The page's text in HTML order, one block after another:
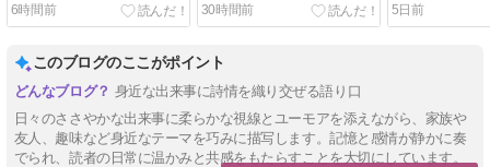
6時間前
30時間前
5日前
このブログのここがポイント
身近な出来事に詩情を織り交ぜる語り口
日々のささやかな出来事に柔らかな視線とユーモアを添えながら、家族や
友人、趣味など身近なテーマを巧みに描写します。記憶と感情が静かに奏
でられ、読者の日常に温かみと共感をもたらすことを大切にしています。